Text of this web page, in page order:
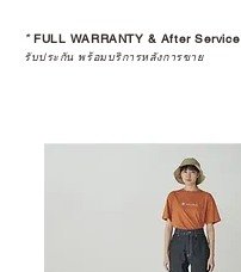
*FULL WARRANTY & After Service
รับประกัน พร้อมบริการหลังการขาย